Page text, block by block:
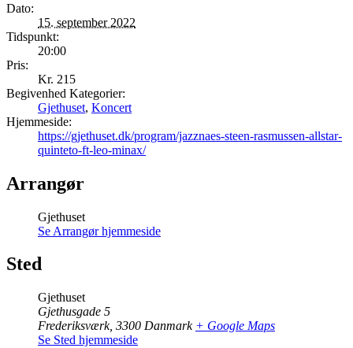
Dato:
15. september 2022
Tidspunkt:
20:00
Pris:
Kr. 215
Begivenhed Kategorier:
Gjethuset, Koncert
Hjemmeside:
https://gjethuset.dk/program/jazznaes-steen-rasmussen-allstar-
quinteto-ft-leo-minax/
Arrangør
Gjethuset
Se Arrangør hjemmeside
Sted
Gjethuset
Gjethusgade 5
Frederiksværk, 3300 Danmark + Google Maps
Se Sted hjemmeside